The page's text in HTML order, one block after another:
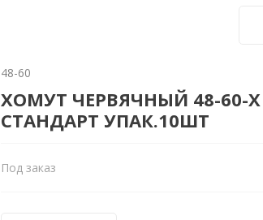
48-60
ХОМУТ ЧЕРВЯЧНЫЙ 48-60-
СТАНДАРТ УПАК.10ШТ
Под заказ